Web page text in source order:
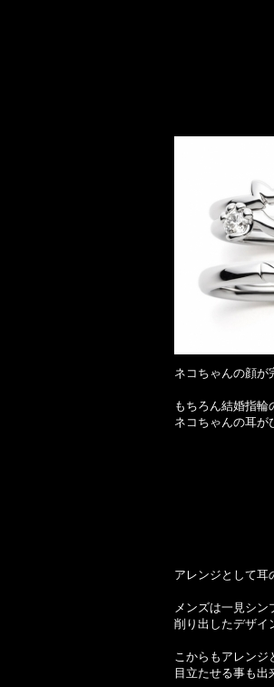
ネコちゃんの顔が
もちろん結婚指輪
ネコちゃんの耳が
アレンジとして耳
メンズは一見シン
削り出したデザイ
こからもアレンジ
目立たせる事も